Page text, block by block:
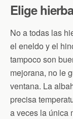
Elige
No a todas las
el eneldo y el
tampoco son
mejorana, no le
ventana. La
precisa
a veces la única